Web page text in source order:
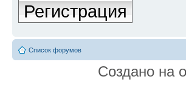
Регистрация
Список форумов
Создано на